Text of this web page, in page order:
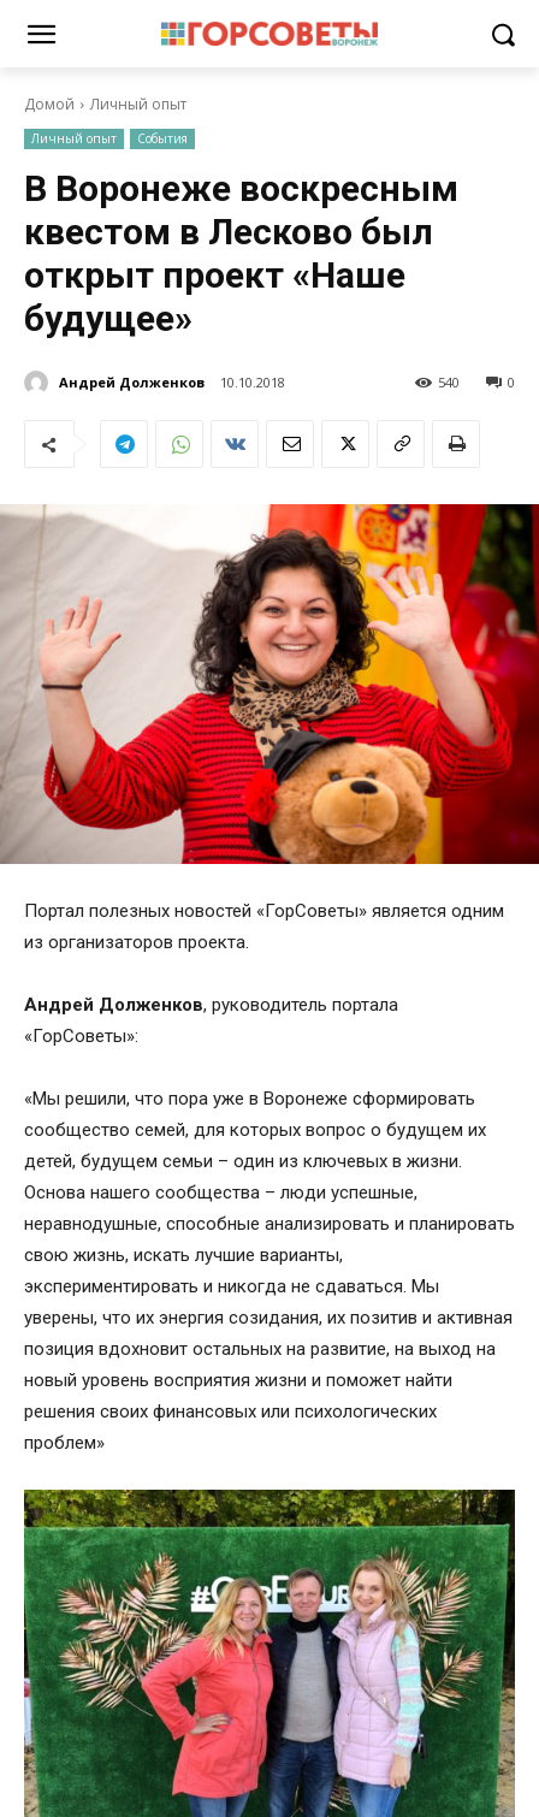
Домой Личный опыт
Личный опыт События
В Воронеже воскресным
квестом в Лесково был
открыт проект «Наше
будущее»
Андрей Долженков 10.10.2018 0
540
Портал полезных новостей «ГорСоветы» является одним
из организаторов проекта.
Андрей Долженков, руководитель портала
«ГорСоветы»:
«Мы решили, что пора уже в Воронеже сформировать
сообщество семей, для которых вопрос о будущем их
детей, будущем семьи – один из ключевых в жизни.
Основа нашего сообщества – люди успешные,
неравнодушные, способные анализировать и планировать
свою жизнь, искать лучшие варианты,
экспериментировать и никогда не сдаваться. Мы
уверены, что их энергия созидания, их позитив и активная
позиция вдохновит остальных на развитие, на выход на
новый уровень восприятия жизни и поможет найти
решения своих финансовых или психологических
проблем»